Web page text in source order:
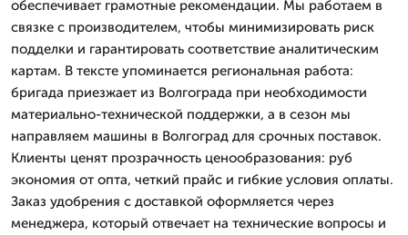
обеспечивает грамотные рекомендации. Мы работаем в
связке с производителем, чтобы минимизировать риск
подделки и гарантировать соответствие аналитическим
картам. В тексте упоминается региональная работа:
бригада приезжает из Волгограда при необходимости
материально-технической поддержки, а в сезон мы
направляем машины в Волгоград для срочных поставок.
Клиенты ценят прозрачность ценообразования: руб
экономия от опта, четкий прайс и гибкие условия оплаты.
Заказ удобрения с доставкой оформляется через
менеджера, который отвечает на технические вопросы и